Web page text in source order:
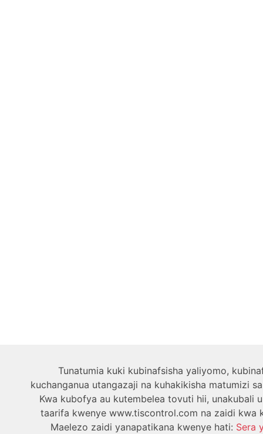
Tunatumia kuki kubinafsisha yaliyomo,
kuchanganua utangazaji na kuhakikisha matumizi
Kwa kubofya au kutembelea tovuti hii, unakubali
taarifa kwenye www.tiscontrol.com na zaidi kwa
Maelezo zaidi yanapatikana kwenye hati: Sera